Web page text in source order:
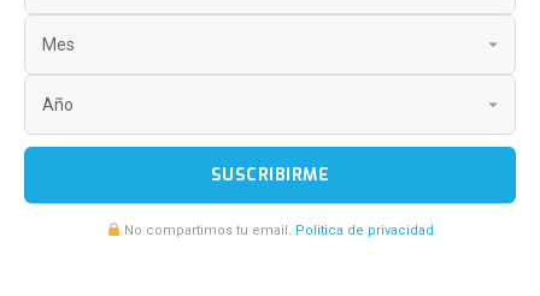
SUSCRIBIRME
No compartimos tu email. Politica de privacidad